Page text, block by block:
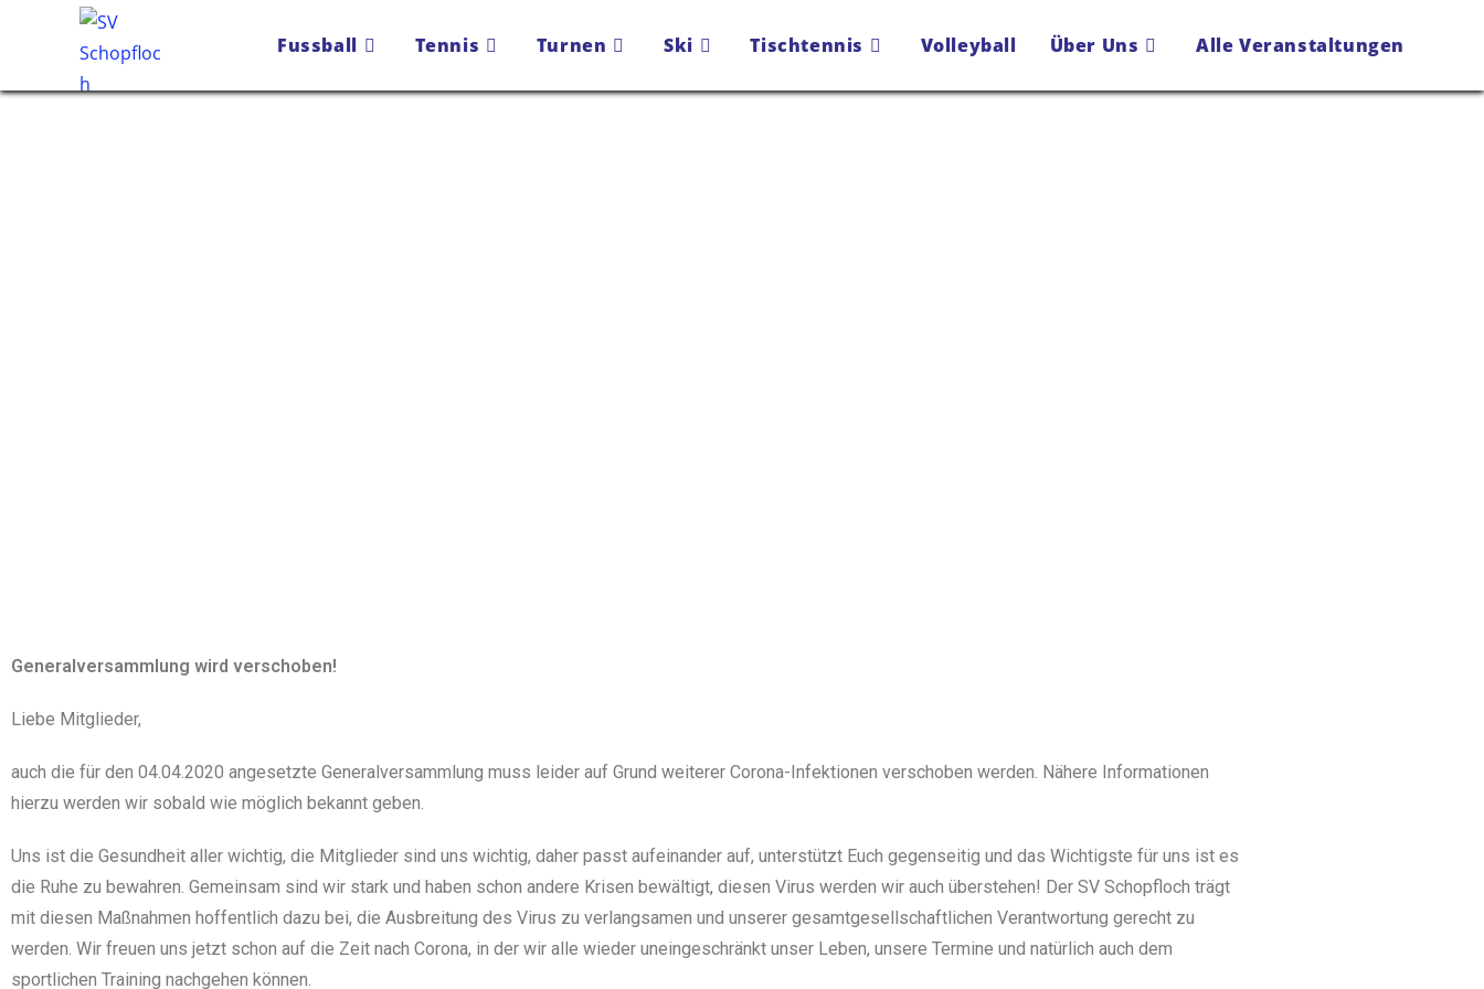
Fussball Tennis Turnen Ski Tischtennis Volleyball Über Uns Alle Veranstaltungen
Generalversammlung wird verschoben!
Liebe Mitglieder,
auch die für den 04.04.2020 angesetzte Generalversammlung muss leider auf Grund weiterer Corona-Infektionen verschoben werden. Nähere Informationen
hierzu werden wir sobald wie möglich bekannt geben.
Uns ist die Gesundheit aller wichtig, die Mitglieder sind uns wichtig, daher passt aufeinander auf, unterstützt Euch gegenseitig und das Wichtigste für uns ist es
die Ruhe zu bewahren. Gemeinsam sind wir stark und haben schon andere Krisen bewältigt, diesen Virus werden wir auch überstehen! Der SV Schopfloch trägt
mit diesen Maßnahmen hoffentlich dazu bei, die Ausbreitung des Virus zu verlangsamen und unserer gesamtgesellschaftlichen Verantwortung gerecht zu
werden. Wir freuen uns jetzt schon auf die Zeit nach Corona, in der wir alle wieder uneingeschränkt unser Leben, unsere Termine und natürlich auch dem
sportlichen Training nachgehen können.